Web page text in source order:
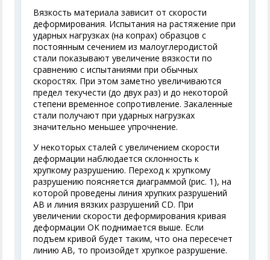
Вязкость материала зависит от скорости
деформирования. Испытания на растяжение при
ударных нагрузках (на копрах) образцов с
постоянным сечением из малоуглеродистой
стали показывают увеличение вязкости по
сравнению с испытаниями при обычных
скоростях. При этом заметно увеличиваются
предел текучести (до двух раз) и до некоторой
степени временное сопротивление. Закаленные
стали получают при ударных нагрузках
значительно меньшее упрочнение.
У некоторых сталей с увеличением скорости
деформации наблюдается склонность к
хрупкому разрушению. Переход к хрупкому
разрушению поясняется диаграммой (рис. 1), на
которой проведены линия хрупких разрушений
АВ и линия вязких разрушений CD. При
увеличении скорости деформирования кривая
деформации ОК поднимается выше. Если
подъем кривой будет таким, что она пересечет
линию АВ, то произойдет хрупкое разрушение.